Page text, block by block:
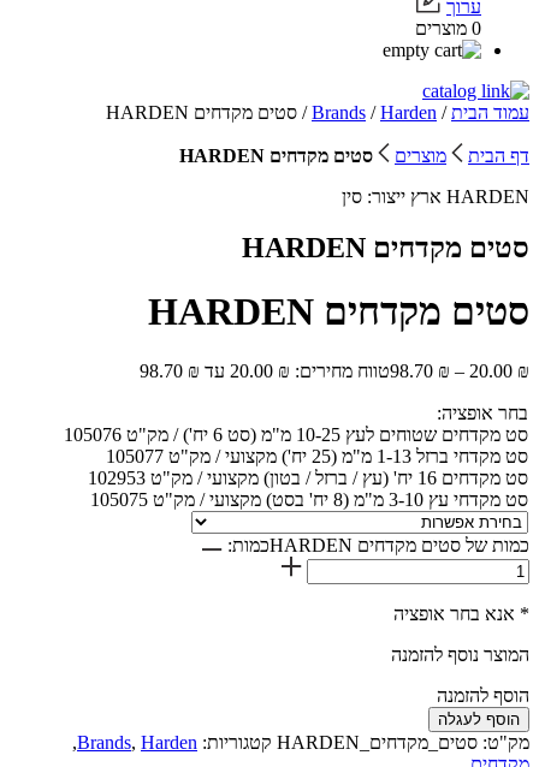
ערוך
0 מוצרים
עמוד הבית/
Brands /Harden / סטים מקדחים HARDEN
דף הבית מוצרים
סטים מקדחים HARDEN
HARDEN ארץ ייצור: סין
סטים מקדחים HARDEN
סטים מקדחים HARDEN
20.00 ₪
–
98.70 ₪ טווח מחירים: ⁦20.00 ₪⁩ עד ⁦98.70 ₪⁩
בחר אופציה:
סט מקדחים שטוחים לעץ 10-25 מ"מ (סט 6 יח') / מק"ט 105076
סט מקדחי ברזל 1-13 מ"מ (25 יח') מקצועי / מק"ט 105077
סט מקדחים 16 יח' (עץ / ברזל / בטון) מקצועי / מק"ט 102953
סט מקדחי עץ 3-10 מ"מ (8 יח' בסט) מקצועי / מק"ט 105075
כמות של סטים מקדחים HARDEN כמות:
* אנא בחר אופציה
המוצר נוסף להזמנה
הוסף להזמנה
הוסף לעגלה
מק"ט: סטים_מקדחים_HARDEN קטגוריות: Brands, Harden
,